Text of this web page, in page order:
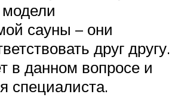
сауны – они
друг другу.
в данном вопросе и
специалиста.